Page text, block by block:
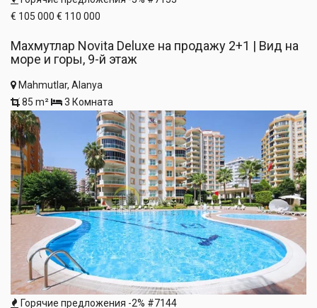
€ 105 000 € 110 000
Махмутлар Novita Deluxe на продажу 2+1 | Вид на
море и горы, 9-й этаж
Mahmutlar, Alanya
85 m²
3 Комната
Горячие предложения -2% #7144